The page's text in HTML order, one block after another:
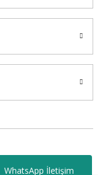
WhatsApp İletişim
Saklıdır.